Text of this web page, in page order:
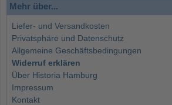
Mehr über...
Liefer- und Versandkosten
Privatsphäre und Datenschutz
Allgemeine Geschäftsbedingungen
Widerruf erklären
Über Historia Hamburg
Impressum
Kontakt